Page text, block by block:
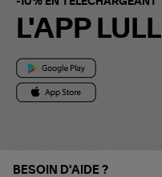
-10% EN TÉLÉCHARGEANT
L'APP LULLI
BESOIN D'AIDE ?